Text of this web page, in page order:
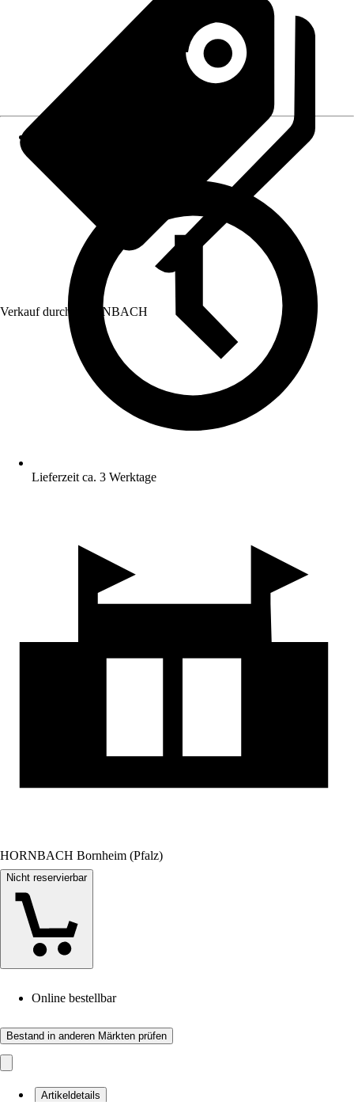
Verkauf durch: HORNBACH
Lieferzeit ca. 3 Werktage
HORNBACH Bornheim (Pfalz)
Nicht reservierbar
Online bestellbar
Bestand in anderen Märkten prüfen
Artikeldetails